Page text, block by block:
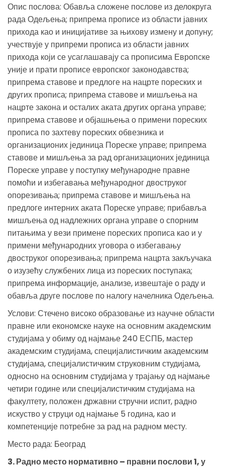
Опис послова: Обавља сложене послове из делокруга
рада Одељења; припрема прописе из области јавних
прихода као и иницијативе за њихову измену и допуну;
учествује у припреми прописа из области јавних
прихода који се усаглашавају са прописима Европске
уније и прати прописе европског законодавства;
припрема ставове и предлоге на нацрте пореских и
других прописа; припрема ставове и мишљења на
нацрте закона и осталих аката других органа управе;
припрема ставове и објашњења о примени пореских
прописа по захтеву пореских обвезника и
организационих јединица Пореске управе; припрема
ставове и мишљења за рад организационих јединица
Пореске управе у поступку међународне правне
помоћи и избегавања међународног двоструког
опорезивања; припрема ставове и мишљења на
предлоге интерних аката Пореске управе; прибавља
мишљења од надлежних органа управе о спорним
питањима у вези примене пореских прописа као и у
примени међународних уговора о избегавању
двоструког опорезивања; припрема нацрта закључака
о изузећу службених лица из пореских поступака;
припрема информације, анализе, извештаје о раду и
обавља друге послове по налогу начелника Одељења.
Услови: Стечено високо образовање из научне области
правне или економске науке на основним академским
студијама у обиму од најмање 240 ЕСПБ, мастер
академским студијама, специјалистичким академским
студијама, специјалистичким струковним студијама,
односно на основним студијама у трајању од најмање
четири године или специјалистичким студијама на
факултету, положен државни стручни испит, радно
искуство у струци од најмање 5 година, као и
компетенције потребне за рад на радном месту.
Место рада: Београд
3. Радно место нормативно – правни послови 1, у